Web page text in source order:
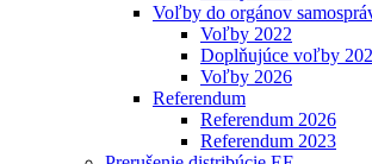
Voľby do orgánov
Voľby 2022
Doplňujúce voľby
Voľby 2026
Referendum
Referendum 2026
Referendum 2023